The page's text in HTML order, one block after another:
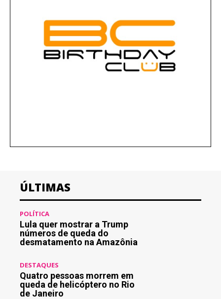
ÚLTIMAS
POLÍTICA
Lula quer mostrar a Trump
números de queda do
desmatamento na Amazônia
DESTAQUES
Quatro pessoas morrem em
queda de helicóptero no Rio
de Janeiro